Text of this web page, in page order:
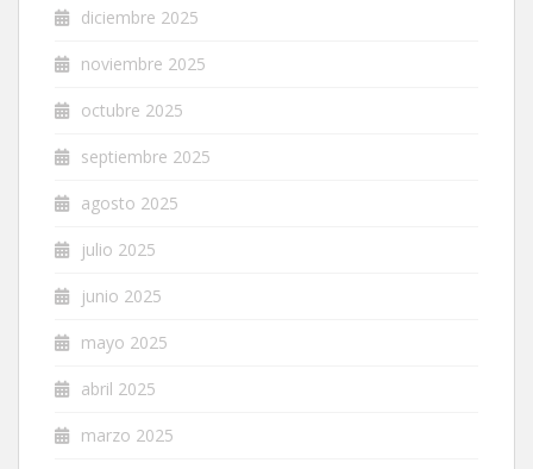
diciembre 2025
noviembre 2025
octubre 2025
septiembre 2025
agosto 2025
julio 2025
junio 2025
mayo 2025
abril 2025
marzo 2025